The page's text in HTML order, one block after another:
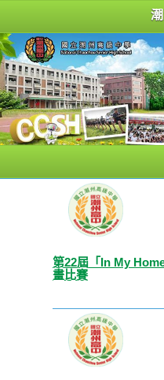
第22屆「In My
畫比賽